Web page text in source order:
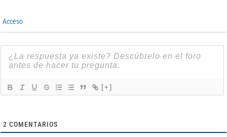
Acceso
[+]
2 COMENTARIOS